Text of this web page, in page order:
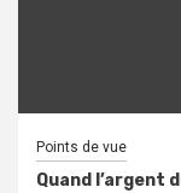
Points de vue
Quand l’argent